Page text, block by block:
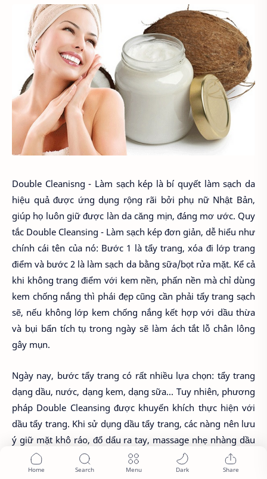
Double Cleanisng - Làm sạch kép là bí quyết làm sạch da
hiệu quả được ứng dụng rộng rãi bởi phụ nữ Nhật Bản,
giúp họ luôn giữ được làn da căng mịn, đáng mơ ước. Quy
tắc Double Cleansing - Làm sạch kép đơn giản, dễ hiểu như
chính cái tên của nó: Bước 1 là tẩy trang, xóa đi lớp trang
điểm và bước 2 là làm sạch da bằng sữa/bọt rửa mặt. Kể cả
khi không trang điểm với kem nền, phấn nền mà chỉ dùng
kem chống nắng thì phái đẹp cũng cần phải tẩy trang sạch
sẽ, nếu không lớp kem chống nắng kết hợp với dầu thừa
và bụi bẩn tích tụ trong ngày sẽ làm ách tắt lỗ chân lông
gây mụn.
Ngày nay, bước tẩy trang có rất nhiều lựa chọn: tẩy trang
dạng dầu, nước, dạng kem, dạng sữa... Tuy nhiên, phương
pháp Double Cleansing được khuyến khích thực hiện với
dầu tẩy trang. Khi sử dụng dầu tẩy trang, các nàng nên lưu
ý giữ mặt khô ráo, đổ dẩu ra tay, massage nhẹ nhàng dầu
lên da để làm sạch lớp trang điểm và không được quên
bước nhũ hóa dầu tẩy trang bằng cách làm ướt mặt,